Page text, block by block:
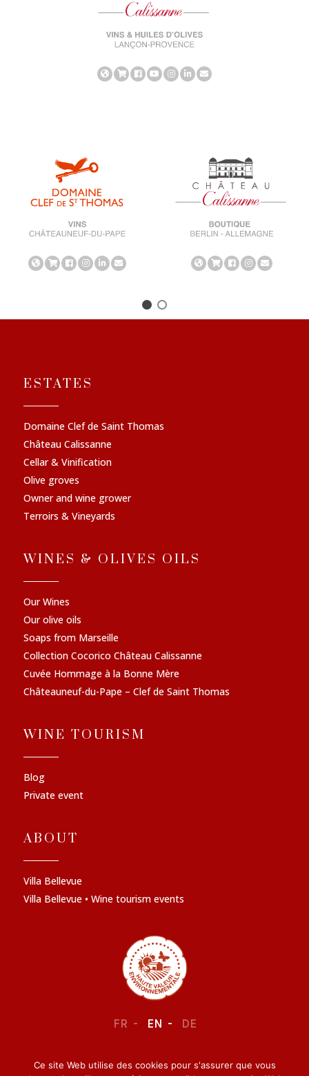
ESTATES
Domaine Clef de Saint Thomas
Château Calissanne
Cellar & Vinification
Olive groves
Owner and wine grower
Terroirs & Vineyards
WINES & OLIVES OILS
Our Wines
Our olive oils
Soaps from Marseille
Collection Cocorico Château Calissanne
Cuvée Hommage à la Bonne Mère
Châteauneuf-du-Pape – Clef de Saint Thomas
WINE TOURISM
Blog
Private event
ABOUT
Villa Bellevue
Villa Bellevue • Wine tourism events
FR EN DE
LEGAL NOTICE– CONFIDENTIALITY
Ce site Web utilise des cookies pour s'assurer que vous